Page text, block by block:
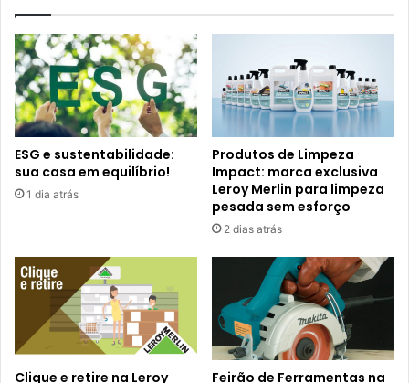
ESG e sustentabilidade:
sua casa em equilíbrio!
1 dia atrás
Produtos de Limpeza
Impact: marca exclusiva
Leroy Merlin para limpeza
pesada sem esforço
2 dias atrás
Clique e retire na Leroy Feirão de Ferramentas na